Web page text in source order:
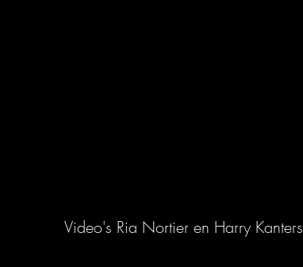
Video's Ria Nortier en Harry Kanters